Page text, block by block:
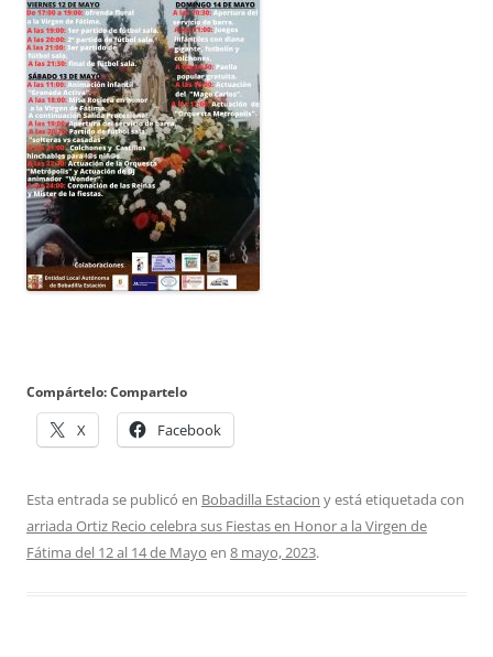
Compártelo: Compartelo
X Facebook
Esta entrada se publicó en Bobadilla Estacion y está etiquetada con
arriada Ortiz Recio celebra sus Fiestas en Honor a la Virgen de
Fátima del 12 al 14 de Mayo en 8 mayo, 2023.